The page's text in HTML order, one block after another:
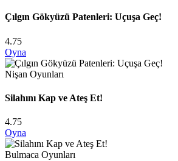
Çılgın Gökyüzü Patenleri: Uçuşa Geç!
4.75
Oyna
Nişan Oyunları
Silahını Kap ve Ateş Et!
4.75
Oyna
Bulmaca Oyunları